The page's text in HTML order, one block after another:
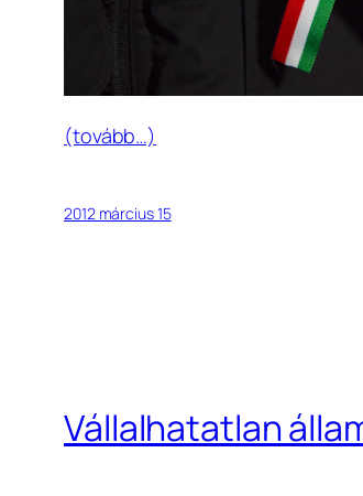
(tovább…)
2012 március 15
Vállalhatatlan